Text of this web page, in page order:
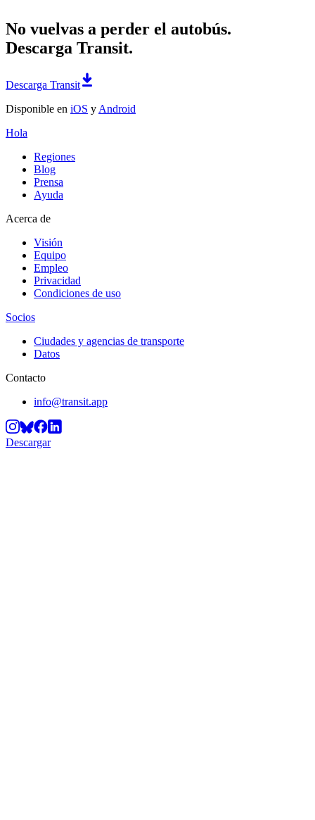
No vuelvas a perder el autobús.
Descarga Transit.
Descarga Transit
Disponible en iOS y Android
Hola
Regiones
Blog
Prensa
Ayuda
Acerca de
Visión
Equipo
Empleo
Privacidad
Condiciones de uso
Socios
Ciudades y agencias de transporte
Datos
Contacto
info@transit.app
Descargar